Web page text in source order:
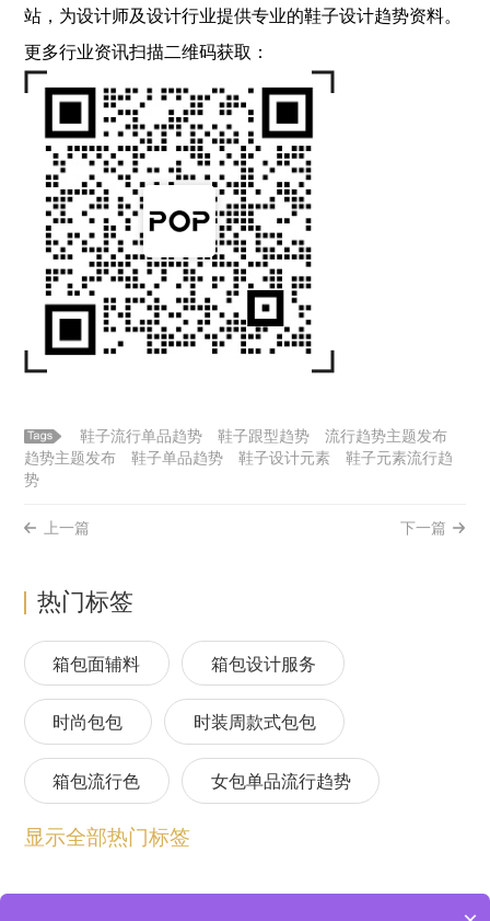
站，为设计师及设计行业提供专业的鞋子设计趋势资料。
更多行业资讯扫描二维码获取：
鞋子流行单品趋势 鞋子跟型趋势
流行趋势主题发布
趋势主题发布
鞋子单品趋势 鞋子设计元素
鞋子元素流行趋
势
上一篇 下一篇
热门标签
箱包面辅料 箱包设计服务
时尚包包 时装周款式包包
箱包流行色 女包单品流行趋势
箱包流行趋势预测
女包流行趋势预测 箱包材质流行趋势
显示全部热门标签